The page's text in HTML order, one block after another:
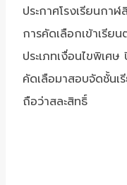
ประกาศโรงเรียนกา
การคัดเลือกเข้าเรีย
ประเภทเงื่อนไขพิเศ
คัดเลือมาสอบจัดชั้นเ
ถือว่าสละสิทธิ์